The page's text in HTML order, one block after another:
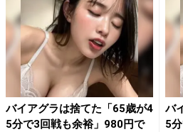
バイアグラは捨てた「65歳が4
5分で3回戦も余裕」980円で
バ
5